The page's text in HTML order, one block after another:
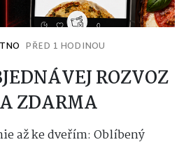
PŘED 1 HODINOU
ROZVOZ
A ZDARMA